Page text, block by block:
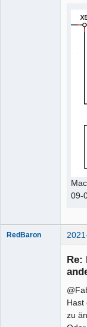
09-
RedBaron
Re:
Hast
zu